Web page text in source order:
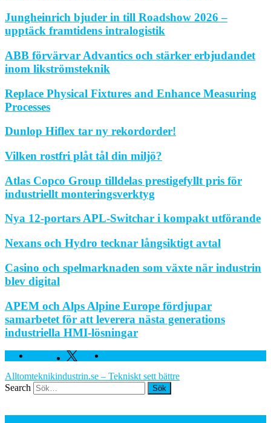
Jungheinrich bjuder in till Roadshow 2026 –
upptäck framtidens intralogistik
ABB förvärvar Advantics och stärker erbjudandet
inom likströmsteknik
Replace Physical Fixtures and Enhance Measuring
Processes
Dunlop Hiflex tar ny rekordorder!
Vilken rostfri plåt tål din miljö?
Atlas Copco Group tilldelas prestigefyllt pris för
industriellt monteringsverktyg
Nya 12-portars APL-Switchar i kompakt utförande
Nexans och Hydro tecknar långsiktigt avtal
Casino och spelmarknaden som växte när industrin
blev digital
APEM och Alps Alpine Europe fördjupar
samarbetet för att leverera nästa generations
industriella HMI-lösningar
Facebook Twitter
Alltomteknikindustrin.se – Tekniskt sett bättre
Search